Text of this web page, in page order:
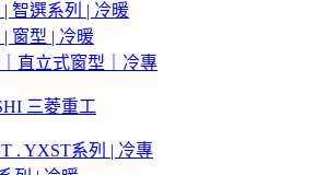
| 智選系列 | 冷暖
窗型 | 冷暖
直立式窗型｜冷專
三菱重工
. YXST系列 | 冷專